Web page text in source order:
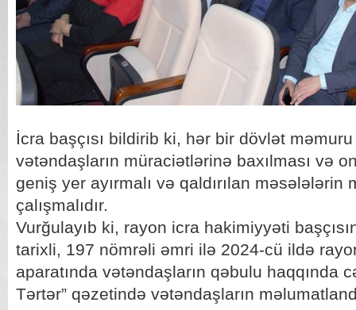
İcra başçısı bildirib ki, hər bir dövlət
vətəndaşların müraciətlərinə baxılması və
geniş yer ayırmalı və qaldırılan məsələlərin
çalışmalıdır.
Vurğulayıb ki, rayon icra hakimiyyəti
tarixli, 197 nömrəli əmri ilə 2024-cü ildə
aparatında vətəndaşların qəbulu haqqında
Tərtər” qəzetində vətəndaşların